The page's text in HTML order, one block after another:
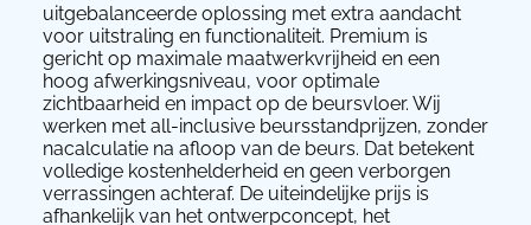
uitgebalanceerde oplossing met extra aandacht
voor uitstraling en functionaliteit. Premium is
gericht op maximale maatwerkvrijheid en een
hoog afwerkingsniveau, voor optimale
zichtbaarheid en impact op de beursvloer. Wij
werken met all-inclusive beursstandprijzen, zonder
nacalculatie na afloop van de beurs. Dat betekent
volledige kostenhelderheid en geen verborgen
verrassingen achteraf. De uiteindelijke prijs is
afhankelijk van het ontwerpconcept, het